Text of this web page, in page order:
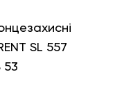
SL 557
53